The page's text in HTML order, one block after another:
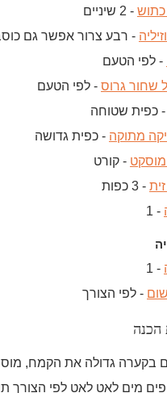
- 2 שיניים
- רבע צרור אפשר גם
- לפי הטעם
שחור גרוס - לפי הטעם
- כפית שטוחה
מתוקה - כפית גדושה
מוסקט - קורט
- 3 כפות
- 1
- 1
- לפי הצורך
הכנה
בקערה גדולה את הקמח,
מים לאט לאט לפי הצורך